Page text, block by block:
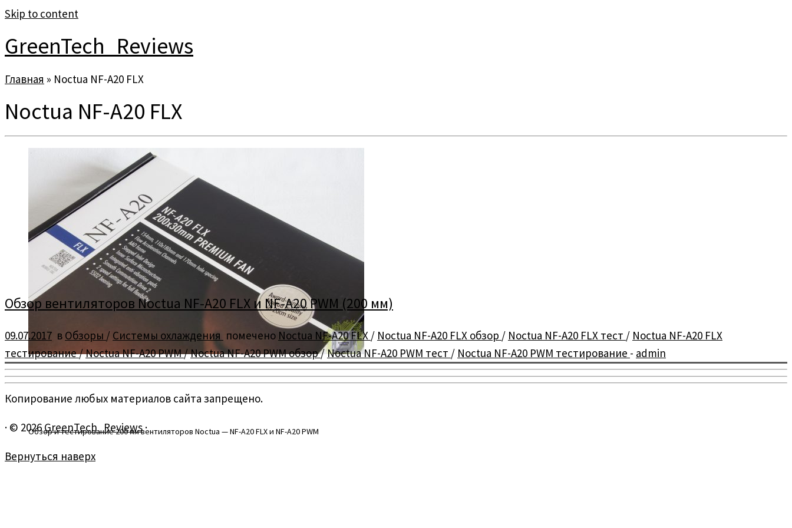
Skip to content
GreenTech_Reviews
Главная » Noctua NF-A20 FLX
Noctua NF-A20 FLX
Обзор и тестирование 200 мм вентиляторов Noctua — NF-A20 FLX и NF-A20 PWM
Обзор вентиляторов Noctua NF-A20 FLX и NF-A20 PWM (200 мм)
09.07.2017 в Обзоры / Системы охлаждения помечено Noctua NF-A20 FLX / Noctua NF-A20 FLX обзор / Noctua NF-A20 FLX тест / Noctua NF-A20 FLX
тестирование/Noctua NF-A20 PWM/Noctua NF-A20 PWM обзор/Noctua NF-A20 PWM тест / Noctua NF-A20 PWM тестирование - admin
Копирование любых материалов сайта запрещено.
· © 2026GreenTech_Reviews·
Вернуться наверх